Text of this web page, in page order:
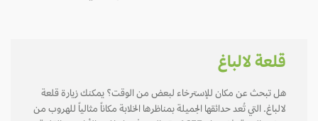
قلعة لالباغ
هل تبحث عن مكان للإسترخاء لبعض من الوقت؟ يمكنك زيارة قلعة
لالباغ. التي تُعد حدائقها الجميلة بمناظرها الخلابة مكاناً مثالياً للهروب من